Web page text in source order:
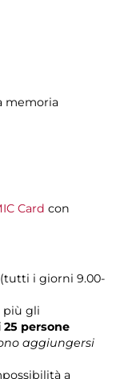
memoria
Card con
(tutti i giorni 9.00-
più gli
persone
aggiungersi
a